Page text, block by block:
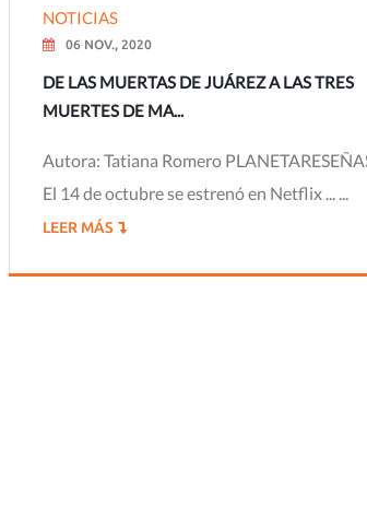
NOTICIAS
06 NOV., 2020
DE LAS MUERTAS DE JUÁREZ A LAS TRES
MUERTES DE MA...
Autora: Tatiana Romero PLANETARESEÑAS
El 14 de octubre se estrenó en Netflix ... ...
LEER MÁS